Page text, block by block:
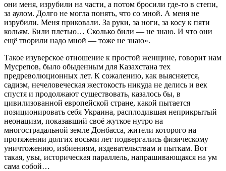
они меня, изрубили на части, а потом бросили где-то в степи,
за аулом. Долго не могла понять, что со мной. А меня не
изрубили. Меня приковали. За руки, за ноги, за косу к пяти
кольям. Били плетью… Сколько били — не знаю. И что они
ещё творили надо мной — тоже не знаю».
Такое изуверское отношение к простой женщине, говорит нам
Мусрепов, было обыденным для Казахстана тех
предреволюционных лет. К сожалению, как выясняется,
садизм, нечеловеческая жестокость никуда не делись и век
спустя и продолжают существовать, казалось бы, в
цивилизованной европейской стране, какой пытается
позиционировать себя Украина, расплодившая неприкрытый
неонацизм, показавший своё жуткое нутро на
многострадальной земле Донбасса, жители которого на
протяжении долгих восьми лет подвергались физическому
уничтожению, избиениям, издевательствам и пыткам. Вот
такая, увы, историческая параллель, напрашивающаяся на ум
сама собой…